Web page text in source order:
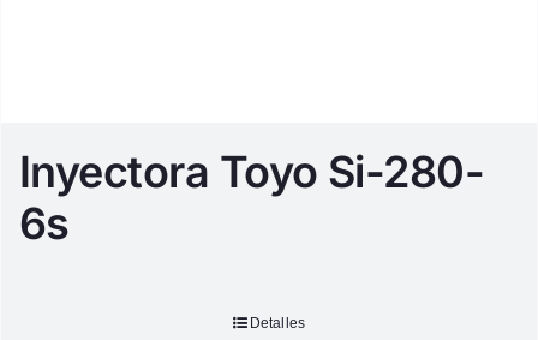
Inyectora Toyo Si-280-
6s
Detalles